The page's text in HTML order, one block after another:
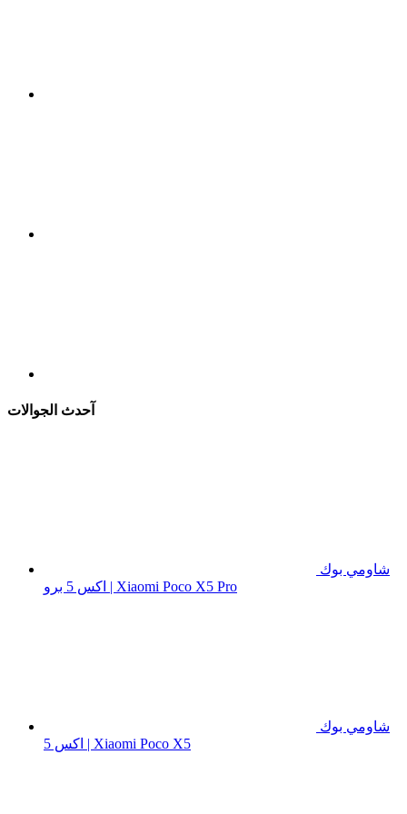
آحدث الجوالات
شاومي بوك
اكس 5 برو | Xiaomi Poco X5 Pro
شاومي بوك
اكس 5 | Xiaomi Poco X5